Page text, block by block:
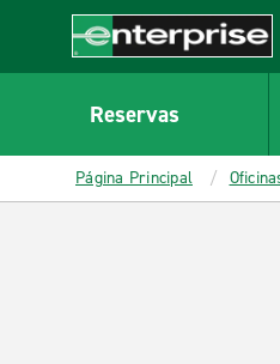
CONTENT
Enterprise
Reservas
Página Principal